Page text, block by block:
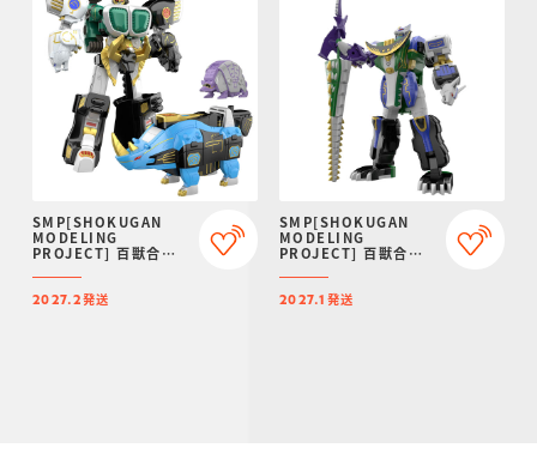
SMP[SHOKUGAN
MODELING
PROJECT] 百獣合体
ノス＆ガオマジロ【再
販：2027年2月発送】
2027.2発送
SMP[SHOKUGAN
MODELING
PROJECT] 百獣合体
2027年1月発送】
2027.1 発送